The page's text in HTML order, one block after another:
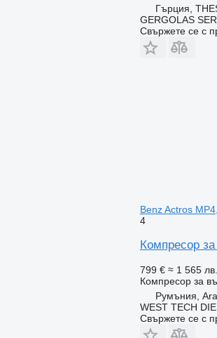
Гърция,
GERGOLAS
Свържете се с
Benz Actros
4
Компресор
799 € ≈ 1 565 лв.
Компресор за
Румъния,
WEST TECH
Свържете се с